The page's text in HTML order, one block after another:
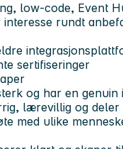
low-code, Event
rundt
sertifiseringer
og har en genuin
lærevillig og deler
med ulike